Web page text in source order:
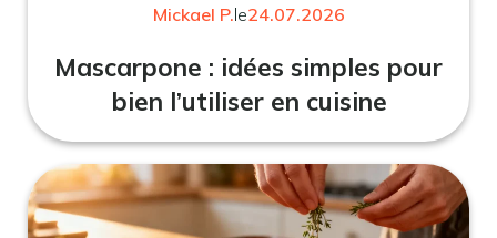
Mickael P.le24.07.2026
Mascarpone : idées simples pour
bien l’utiliser en cuisine